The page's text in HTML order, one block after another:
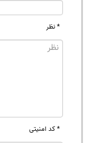
* نظر
* کد امنیتی